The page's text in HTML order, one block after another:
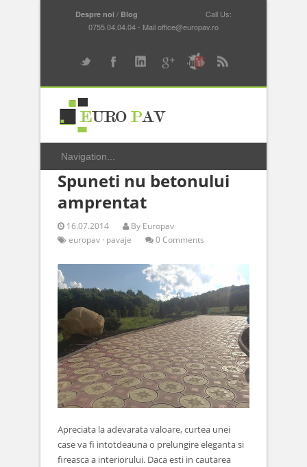
Despre noi / Blog
Call Us:
0755.04.04.04 - Mail office@europav.ro
Spuneti nu betonului
amprentat
16.07.2014 By Europav
europav · pavaje 0 Comments
Apreciata la adevarata valoare, curtea unei
case va fi intotdeauna o prelungire eleganta si
fireasca a interiorului. Daca esti in cautarea